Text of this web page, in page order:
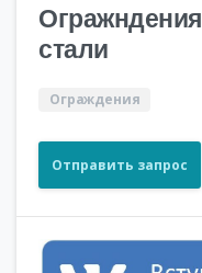
стали
Ограждения
Отправить запрос